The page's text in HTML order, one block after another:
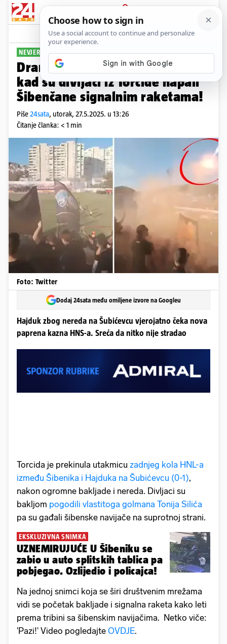
PRIJAVA
Sport Komentari
NEVJEROJATNO
Dramatična snimka: Trenutak
kad su divljaci iz Torcide napali
Šibenčane signalnim raketama!
Piše24sata, utorak, 27.5.2025. u 13:26
Čitanje članka: < 1 min
Foto: Twitter
Dodaj 24sata među omiljene izvore na Googleu
Hajduk zbog nereda na Šubićevcu vjerojatno čeka nova
paprena kazna HNS-a. Sreća da nitko nije stradao
Torcida je prekinula utakmicu zadnjeg kola HNL-a
između Šibenika i Hajduka na Šubićevcu (0-1),
nakon ogromne bakljade i nereda. Divljaci su
bakljom pogodili vlastitoga golmana Tonija Silića
pa su gađali šibenske navijače na suprotnoj strani.
EKSKLUZIVNA SNIMKA
UZNEMIRUJUĆE U Šibeniku se
zabio u auto splitskih tablica pa
pobjegao. Ozlijedio i policajca!
Na jednoj snimci koja se širi društvenim mrežama
vidi se početak bakljade i signalna raketa kako leti
prema tribini sa šibenskim navijačima. Netko viče:
'Pazi!' Video pogledajte OVDJE.